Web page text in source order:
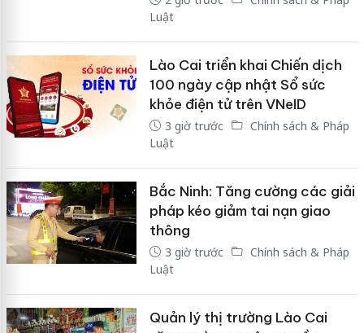
Luật
Lào Cai triển khai Chiến dịch
100 ngày cập nhật Sổ sức
khỏe điện tử trên VNeID
3 giờ trước
Chính sách & Pháp
Luật
Bắc Ninh: Tăng cường các giải
pháp kéo giảm tai nạn giao
thông
3 giờ trước
Chính sách & Pháp
Luật
Quản lý thị trường Lào Cai